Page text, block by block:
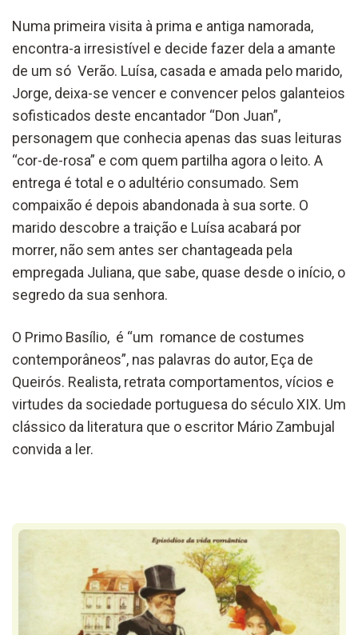
Numa primeira visita à prima e antiga namorada,
encontra-a irresistível e decide fazer dela a amante
de um só Verão. Luísa, casada e amada pelo marido,
Jorge, deixa-se vencer e convencer pelos galanteios
sofisticados deste encantador “Don Juan”,
personagem que conhecia apenas das suas leituras
“cor-de-rosa” e com quem partilha agora o leito. A
entrega é total e o adultério consumado. Sem
compaixão é depois abandonada à sua sorte. O
marido descobre a traição e Luísa acabará por
morrer, não sem antes ser chantageada pela
empregada Juliana, que sabe, quase desde o início, o
segredo da sua senhora.
O Primo Basílio, é “um romance de costumes
contemporâneos”, nas palavras do autor, Eça de
Queirós. Realista, retrata comportamentos, vícios e
virtudes da sociedade portuguesa do século XIX. Um
clássico da literatura que o escritor Mário Zambujal
convida a ler.